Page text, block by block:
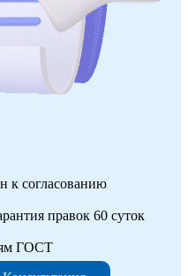
к согласованию
правок 60 суток
ГОСТ